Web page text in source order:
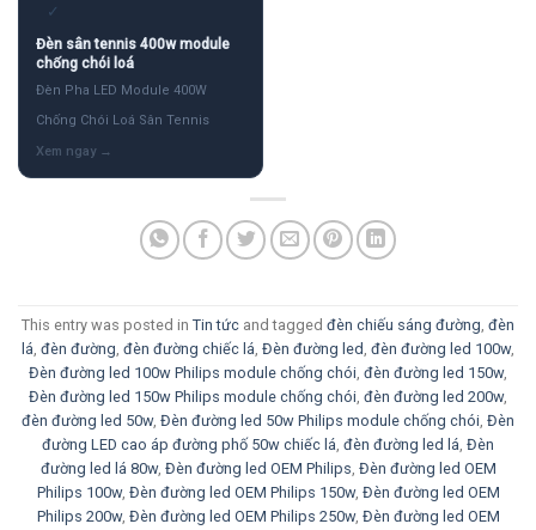
✓
Đèn sân tennis 400w module
chống chói loá
Đèn Pha LED Module 400W
Chống Chói Loá Sân Tennis
This entry was posted in Tin tức and tagged đèn chiếu sáng đường, đèn
lá, đèn đường, đèn đường chiếc lá, Đèn đường led, đèn đường led 100w,
Đèn đường led 100w Philips module chống chói, đèn đường led 150w,
Đèn đường led 150w Philips module chống chói, đèn đường led 200w,
đèn đường led 50w, Đèn đường led 50w Philips module chống chói, Đèn
đường LED cao áp đường phố 50w chiếc lá, đèn đường led lá, Đèn
đường led lá 80w, Đèn đường led OEM Philips, Đèn đường led OEM
Philips 100w, Đèn đường led OEM Philips 150w, Đèn đường led OEM
Philips 200w, Đèn đường led OEM Philips 250w, Đèn đường led OEM